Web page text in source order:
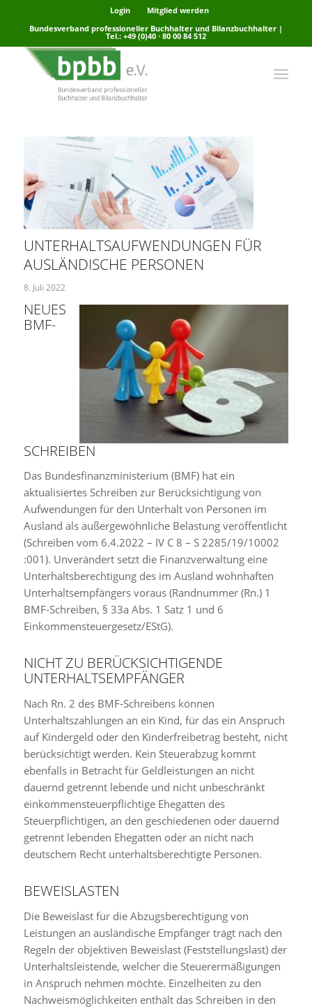
Login
Mitglied werden
Bundesverband professioneller Buchhalter und Bilanzbuchhalter |
Tel.: +49 (0)40 · 80 00 84 512
UNTERHALTSAUFWENDUNGEN FÜR
AUSLÄNDISCHE PERSONEN
8. Juli 2022
NEUES
BMF-
SCHREIBEN
Das Bundesfinanzministerium (BMF) hat ein
aktualisiertes Schreiben zur Berücksichtigung von
Aufwendungen für den Unterhalt von Personen im
Ausland als außergewöhnliche Belastung veröffentlicht
(Schreiben vom 6.4.2022 – IV C 8 – S 2285/19/10002
:001). Unverändert setzt die Finanzverwaltung eine
Unterhaltsberechtigung des im Ausland wohnhaften
Unterhaltsempfängers voraus (Randnummer (Rn.) 1
BMF-Schreiben, § 33a Abs. 1 Satz 1 und 6
Einkommensteuergesetz/EStG).
NICHT ZU BERÜCKSICHTIGENDE
UNTERHALTSEMPFÄNGER
Nach Rn. 2 des BMF-Schreibens können
Unterhaltszahlungen an ein Kind, für das ein Anspruch
auf Kindergeld oder den Kinderfreibetrag besteht, nicht
berücksichtigt werden. Kein Steuerabzug kommt
ebenfalls in Betracht für Geldleistungen an nicht
dauernd getrennt lebende und nicht unbeschränkt
einkommensteuerpflichtige Ehegatten des
Steuerpflichtigen, an den geschiedenen oder dauernd
getrennt lebenden Ehegatten oder an nicht nach
deutschem Recht unterhaltsberechtigte Personen.
BEWEISLASTEN
Die Beweislast für die Abzugsberechtigung von
Leistungen an ausländische Empfänger trägt nach den
Regeln der objektiven Beweislast (Feststellungslast) der
Unterhaltsleistende, welcher die Steuerermäßigungen
in Anspruch nehmen möchte. Einzelheiten zu den
Nachweismöglichkeiten enthält das Schreiben in den